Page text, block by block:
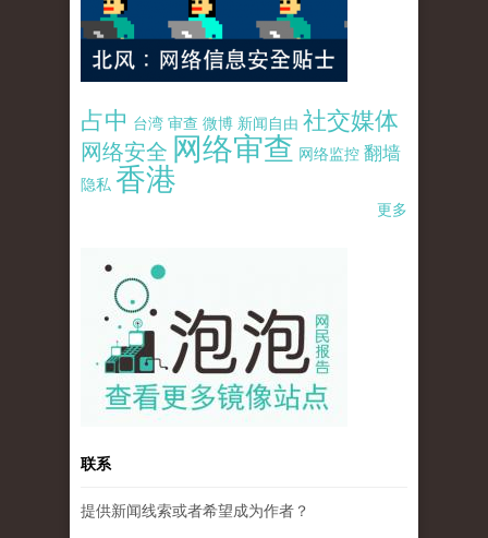
占中 台湾 审查 微博 新闻自由 社交媒体
网络安全 网络审查 网络监控 翻墙
隐私 香港
更多
pao-pao-banner-mirror-site-120814.jpg
联系
提供新闻线索或者希望成为作者？